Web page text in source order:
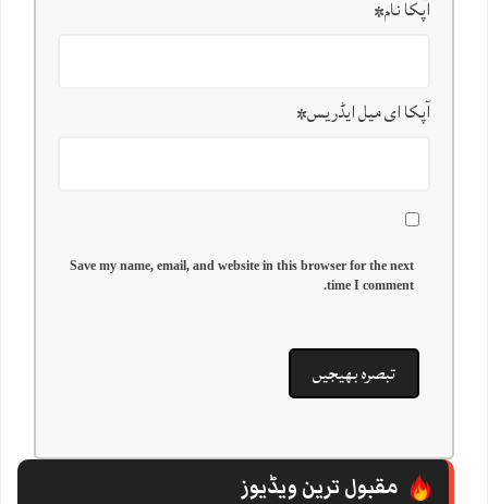
آپکا نام*
آپکا ای میل ایڈریس*
Save my name, email, and website in this browser for the next
time I comment.
مقبول ترین ویڈیوز